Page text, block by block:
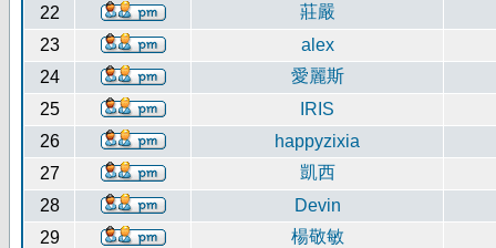
22
莊嚴
23
alex
24
愛麗斯
25
IRIS
26
happyzixia
27
凱西
28
Devin
29
楊敬敏